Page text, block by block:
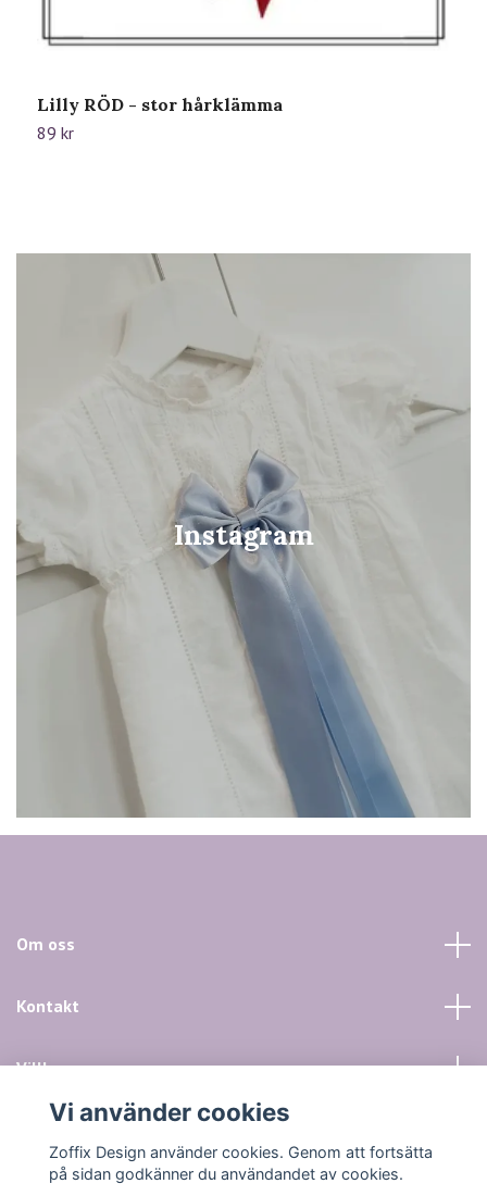
Instagram
Lilly RÖD - stor hårklämma
89 kr
Om oss
Kontakt
Villkor mm
Vi använder cookies
Zoffix Design använder cookies. Genom att fortsätta
på sidan godkänner du användandet av cookies.